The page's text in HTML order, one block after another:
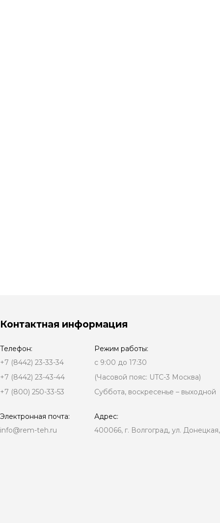
Контактная информация
Телефон:
+7 (8442) 23-33-34
+7 (8442) 23-43-44
+7 (800) 250-33-53
Режим работы:
с 9:00 до 17:30
(Часовой пояс: UTC-3 Москва)
Суббота, воскресенье – выходной
Электронная почта:
info@rem-teh.ru
Адрес:
400066, г. Волгоград, ул.